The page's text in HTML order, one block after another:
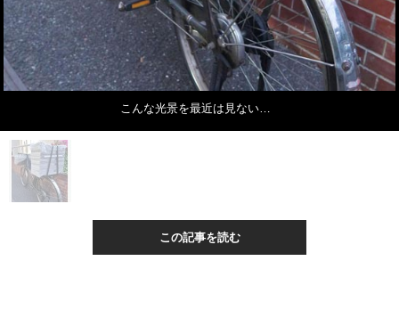
こんな光景を最近は見ない…
この記事を読む